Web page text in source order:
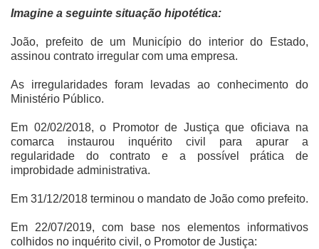
Imagine a seguinte situação hipotética:
João, prefeito de um Município do interior do Estado,
assinou contrato irregular com uma empresa.
As irregularidades foram levadas ao conhecimento do
Ministério Público.
Em 02/02/2018, o Promotor de Justiça que oficiava na
comarca instaurou inquérito civil para apurar a
regularidade do contrato e a possível prática de
improbidade administrativa.
Em 31/12/2018 terminou o mandato de João como prefeito.
Em 22/07/2019, com base nos elementos informativos
colhidos no inquérito civil, o Promotor de Justiça: